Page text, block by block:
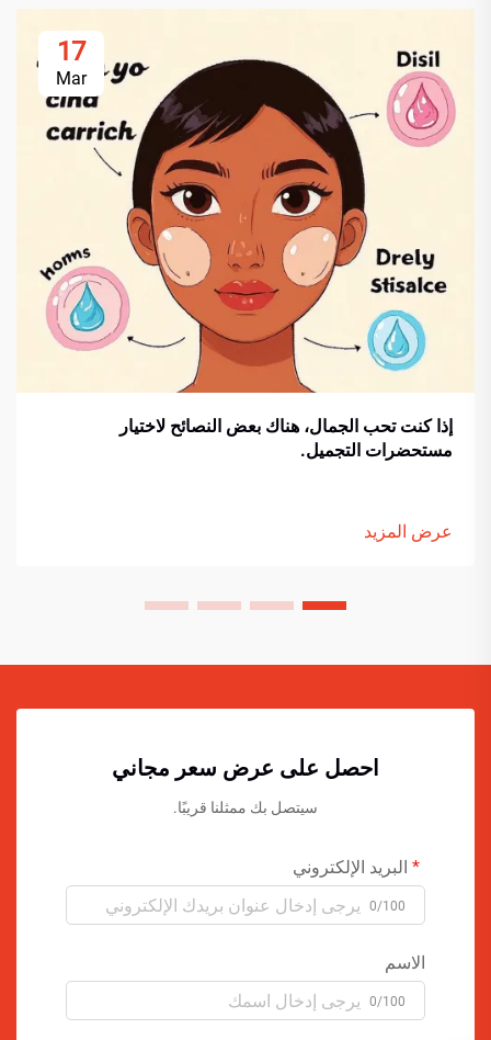
17
Mar
إذا كنت تحب الجمال، هناك بعض النصائح لاختيار
مستحضرات التجميل.
عرض المزيد
احصل على عرض سعر مجاني
سيتصل بك ممثلنا قريبًا.
البريد الإلكتروني
0/100
الاسم
0/100